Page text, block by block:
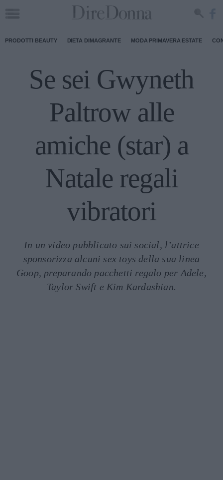
PRODOTTI BEAUTY DIETA DIMAGRANTE MODA PRIMAVERA ESTATE
Se sei Gwyneth
Paltrow alle
amiche (star) a
Natale regali
vibratori
In un video pubblicato sui social, l’attrice
sponsorizza alcuni sex toys della sua linea
Goop, preparando pacchetti regalo per Adele,
Taylor Swift e Kim Kardashian.